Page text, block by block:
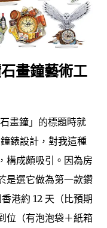
畫鐘藝術工
畫鐘」的標題時就
錶設計，對我這種
構成頗吸引。因為房
是選它做為第一款鑽
港約 12 天（比預期
位（有泡泡袋＋紙箱